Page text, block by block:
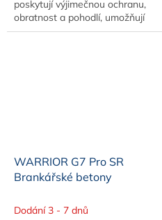
poskytují výjimečnou ochranu,
obratnost a pohodlí, umožňují
brankářům rychle se
WARRIOR G7 Pro SR
Brankářské betony
Dodání 3 - 7 dnů